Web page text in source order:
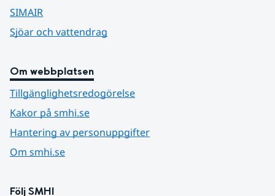
SIMAIR
Sjöar och vattendrag
Om webbplatsen
Tillgänglighetsredogörelse
Kakor på smhi.se
Hantering av personuppgifter
Om smhi.se
Följ SMHI